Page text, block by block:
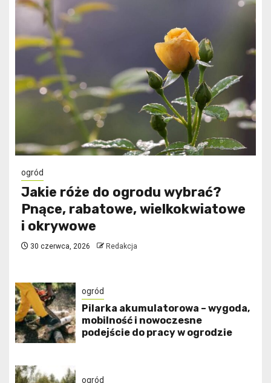
ogród
Jakie róże do ogrodu wybrać?
Pnące, rabatowe, wielkokwiatowe
i okrywowe
30 czerwca, 2026 Redakcja
ogród
Pilarka akumulatorowa – wygoda,
mobilność i nowoczesne
podejście do pracy w ogrodzie
ogród